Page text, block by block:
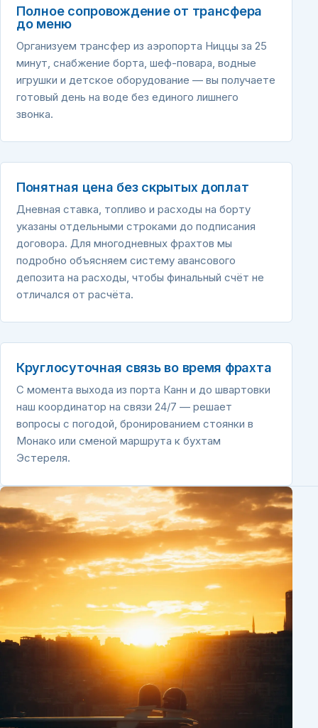
Полное сопровождение от трансфера
до меню
Организуем трансфер из аэропорта Ниццы за 25
минут, снабжение борта, шеф-повара, водные
игрушки и детское оборудование — вы получаете
готовый день на воде без единого лишнего
звонка.
Понятная цена без скрытых доплат
Дневная ставка, топливо и расходы на борту
указаны отдельными строками до подписания
договора. Для многодневных фрахтов мы
подробно объясняем систему авансового
депозита на расходы, чтобы финальный счёт не
отличался от расчёта.
Круглосуточная связь во время фрахта
С момента выхода из порта Канн и до швартовки
наш координатор на связи 24/7 — решает
вопросы с погодой, бронированием стоянки в
Монако или сменой маршрута к бухтам
Эстереля.